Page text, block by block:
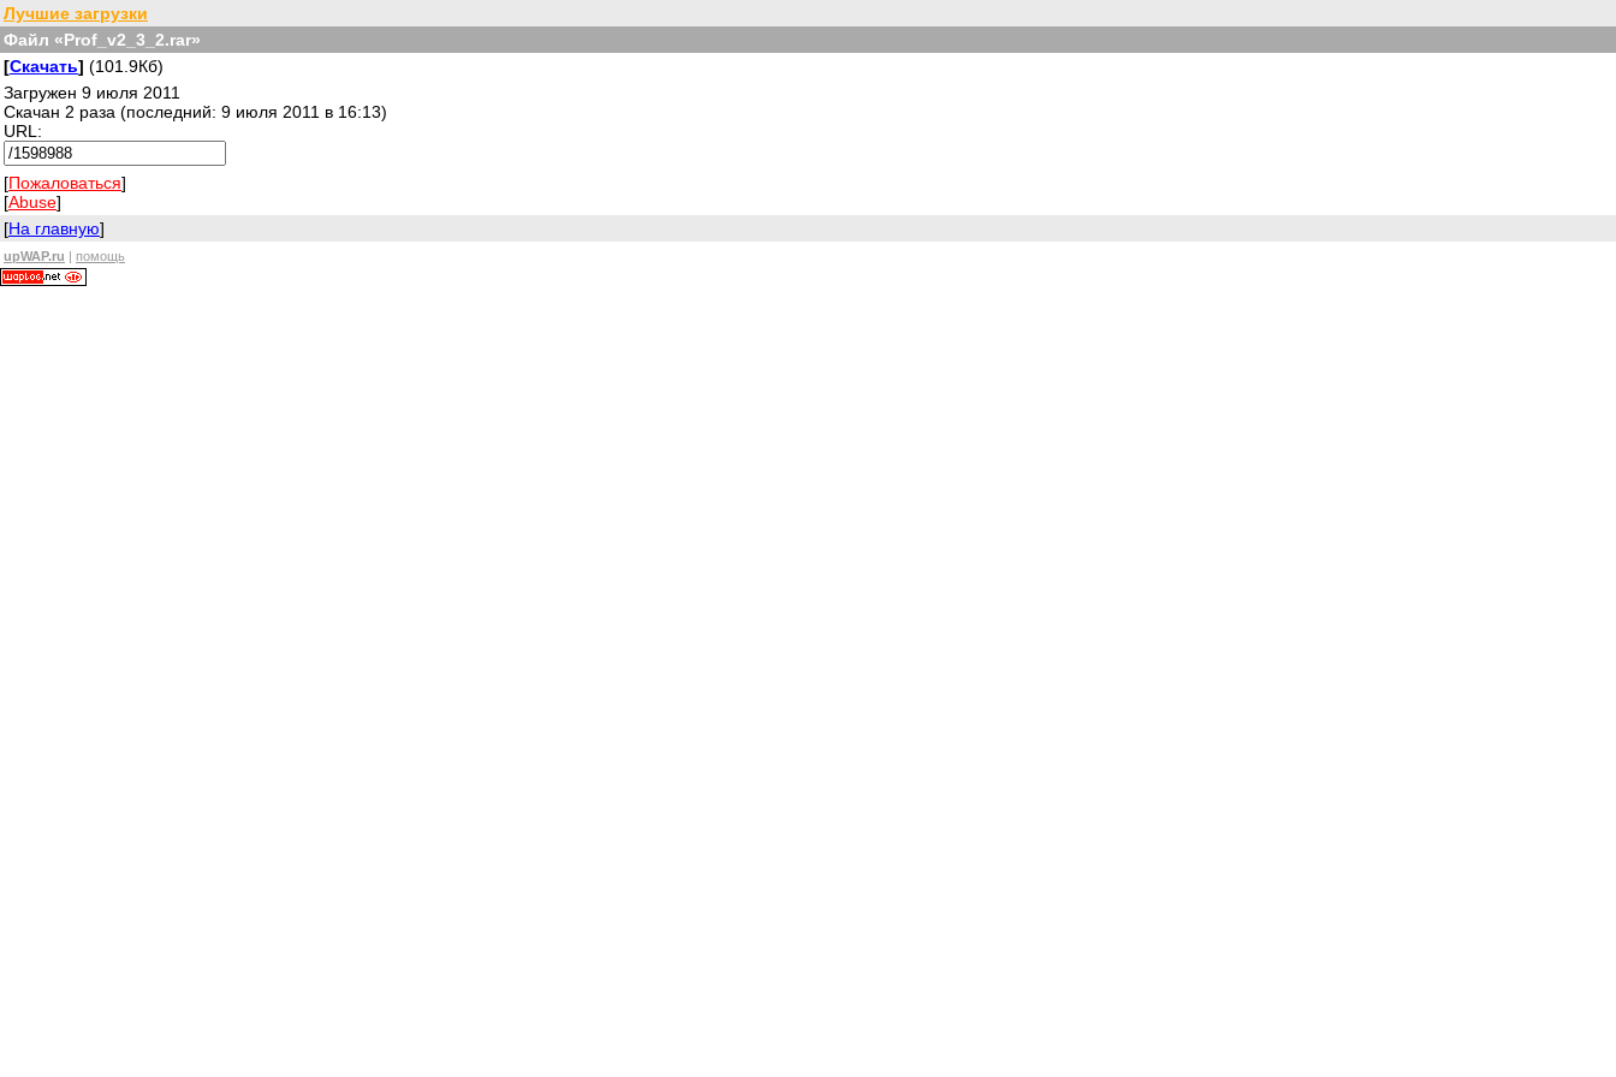
Лучшие загрузки
Файл «Prof_v2_3_2.rar»
[Скачать] (101.9Кб)
Загружен 9 июля 2011
Скачан 2 раза (последний: 9 июля 2011 в 16:13)
URL:
[Пожаловаться]
[Abuse]
[На главную]
upWAP.ru | помощь